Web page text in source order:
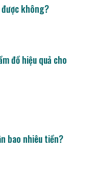
được không?
đồ hiệu quả cho
bao nhiêu tiền?